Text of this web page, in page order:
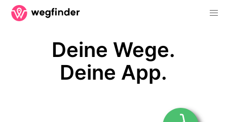
Deine Wege.
Deine App.